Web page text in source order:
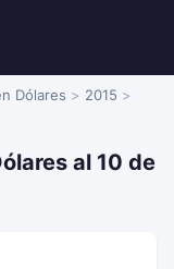
Dólares
2015
al 10 de